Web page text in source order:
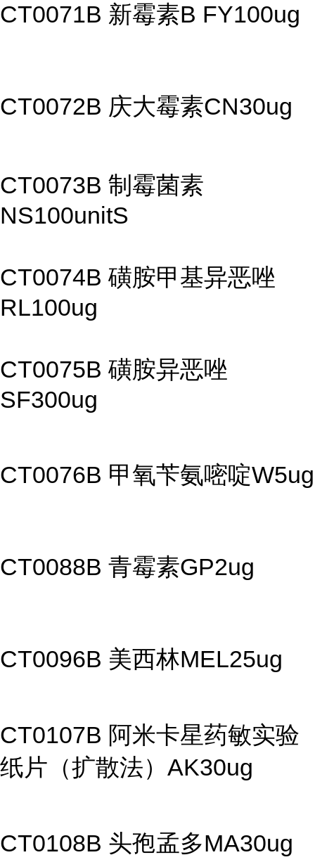
CT0071B 新霉素B FY100ug
CT0072B 庆大霉素CN30ug
CT0073B 制霉菌素
NS100unitS
CT0074B 磺胺甲基异恶唑
RL100ug
CT0075B 磺胺异恶唑
SF300ug
CT0076B 甲氧苄氨嘧啶W5ug
CT0088B 青霉素GP2ug
CT0096B 美西林MEL25ug
CT0107B 阿米卡星药敏实验
纸片（扩散法）AK30ug
CT0108B 头孢孟多MA30ug